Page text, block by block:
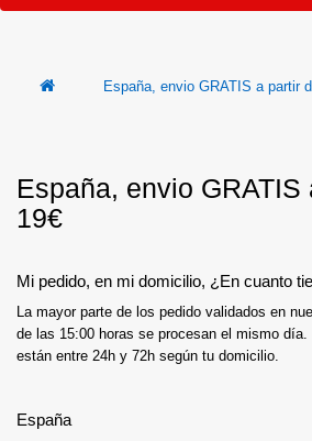
España, envio GRATIS a partir
España, envio GRATIS
19€
Mi pedido, en mi domicilio, ¿En cuanto
La mayor parte de los pedido validados en
de las 15:00 horas se procesan el mismo
están entre 24h y 72h según tu domicilio.
España